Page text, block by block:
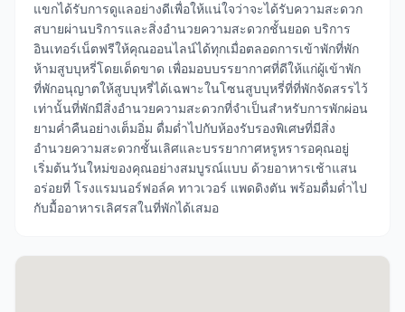
แขกได้รับการดูแลอย่างดีเพื่อให้แน่ใจว่าจะได้รับความสะดวก
สบายผ่านบริการและสิ่งอำนวยความสะดวกชั้นยอด บริการ
อินเทอร์เน็ตฟรีให้คุณออนไลน์ได้ทุกเมื่อตลอดการเข้าพักที่พัก
ห้ามสูบบุหรี่โดยเด็ดขาด เพื่อมอบบรรยากาศที่ดีให้แก่ผู้เข้าพัก
ที่พักอนุญาตให้สูบบุหรี่ได้เฉพาะในโซนสูบบุหรี่ที่ที่พักจัดสรรไว้
เท่านั้นที่พักมีสิ่งอำนวยความสะดวกที่จำเป็นสำหรับการพักผ่อน
ยามค่ำคืนอย่างเต็มอิ่ม ดื่มด่ำไปกับห้องรับรองพิเศษที่มีสิ่ง
อำนวยความสะดวกชั้นเลิศและบรรยากาศหรูหรารอคุณอยู่
เริ่มต้นวันใหม่ของคุณอย่างสมบูรณ์แบบ ด้วยอาหารเช้าแสน
อร่อยที่ โรงแรมนอร์ฟอล์ค ทาวเวอร์ แพดดิงตัน พร้อมดื่มด่ำไป
กับมื้ออาหารเลิศรสในที่พักได้เสมอ